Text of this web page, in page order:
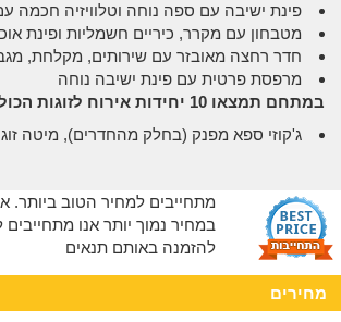
פינת ישיבה עם ספה נוחה וטלוויזיה חכמה
מטבחון עם מקרר, כיריים חשמליות ופינת
חדר רחצה מאובזר עם שירותים, מקלחת,
מרפסת פרטית עם פינת ישיבה נוחה
במתחם תמצאו 10 יחידות אירוח לזוגות הכוללות:
ג'קוזי ספא מפנק (בחלק מהחדרים), מיטה
חדר רחצה מאובזר עם שירותים, מקלחת,
אצלנו בחצר
במתחם תיהנו גם מחצר עם מדשאה גדולה
בריכה גדולה ומפנקת, בריכה נוספת מקורה
מתחייבים למחיר הטוב ביותר.
במחיר נמוך יותר אנו
להזמנה באותם תנאים
מחירים